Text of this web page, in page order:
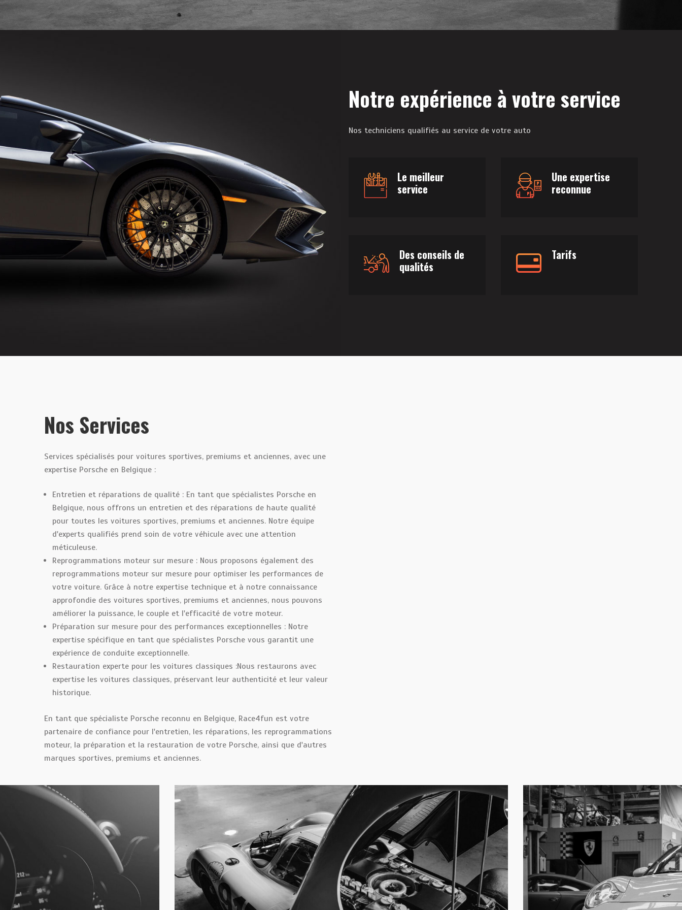
Notre expérience à votre service
Nos techniciens qualifiés au service de votre auto
Le meilleur
service
Une expertise
reconnue
Des conseils de
qualités
Tarifs
Nos Services
Services spécialisés pour voitures sportives, premiums et anciennes, avec une
expertise Porsche en Belgique :
Entretien et réparations de qualité : En tant que spécialistes Porsche en
Belgique, nous offrons un entretien et des réparations de haute qualité
pour toutes les voitures sportives, premiums et anciennes. Notre équipe
d'experts qualifiés prend soin de votre véhicule avec une attention
méticuleuse.
Reprogrammations moteur sur mesure : Nous proposons également des
reprogrammations moteur sur mesure pour optimiser les performances de
votre voiture. Grâce à notre expertise technique et à notre connaissance
approfondie des voitures sportives, premiums et anciennes, nous pouvons
améliorer la puissance, le couple et l'efficacité de votre moteur.
Préparation sur mesure pour des performances exceptionnelles : Notre
expertise spécifique en tant que spécialistes Porsche vous garantit une
expérience de conduite exceptionnelle.
Restauration experte pour les voitures classiques :Nous restaurons avec
expertise les voitures classiques, préservant leur authenticité et leur valeur
historique.
En tant que spécialiste Porsche reconnu en Belgique, Race4fun est votre
partenaire de confiance pour l'entretien, les réparations, les reprogrammations
moteur, la préparation et la restauration de votre Porsche, ainsi que d'autres
marques sportives, premiums et anciennes.